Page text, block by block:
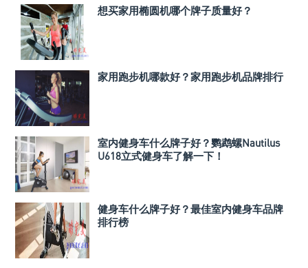
想买家用椭圆机哪个牌子质量好？
家用跑步机哪款好？家用跑步机品牌排行
室内健身车什么牌子好？鹦鹉螺Nautilus
U618立式健身车了解一下！
健身车什么牌子好？最佳室内健身车品牌
排行榜